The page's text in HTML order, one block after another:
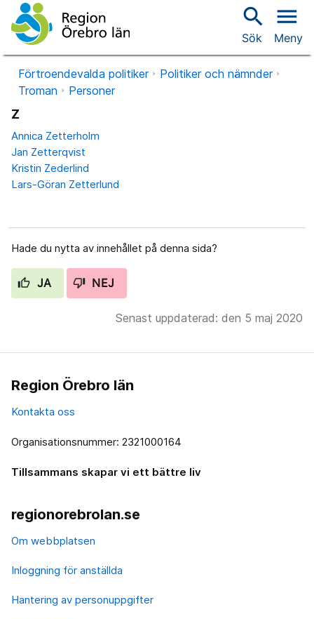
search
Sök
menu
Meny
Förtroendevalda politiker
Politiker och nämnder
Troman
Personer
Z
Annica Zetterholm
Jan Zetterqvist
Kristin Zederlind
Lars-Göran Zetterlund
Hade du nytta av innehållet på denna sida?
JA NEJ
Senast uppdaterad: den 5 maj 2020
Region Örebro län
Kontakta oss
Organisationsnummer: 2321000164
Tillsammans skapar vi ett bättre liv
regionorebrolan.se
Om webbplatsen
Inloggning för anställda
Hantering av personuppgifter